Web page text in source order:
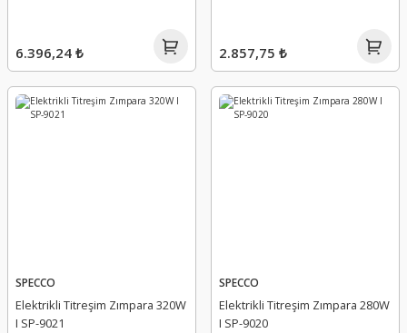
6.396,24 ₺ 2.857,75 ₺
SPECCO
Elektrikli Titreşim Zımpara 320W
I SP-9021
SPECCO
Elektrikli Titreşim Zımpara 280W
I SP-9020